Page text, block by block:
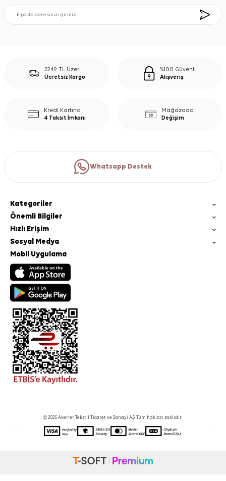
2249 TL Üzeri
Ücretsiz Kargo
%100 Güvenli
Alışveriş
Kredi Kartına
4 Taksit İmkanı
Mağazada
Değişim
Whatsapp Destek
Kategoriler
Önemli Bilgiler
Hızlı Erişim
Sosyal Medya
Mobil Uygulama
© 2025 Akerler Tekstil Ticaret ve Sanayi A.Ş. Tüm hakları saklıdır.